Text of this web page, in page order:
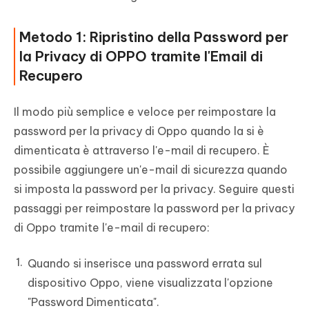
Metodo 1: Ripristino della Password per
la Privacy di OPPO tramite l'Email di
Recupero
Il modo più semplice e veloce per reimpostare la
password per la privacy di Oppo quando la si è
dimenticata è attraverso l'e-mail di recupero. È
possibile aggiungere un'e-mail di sicurezza quando
si imposta la password per la privacy. Seguire questi
passaggi per reimpostare la password per la privacy
di Oppo tramite l'e-mail di recupero:
Quando si inserisce una password errata sul
dispositivo Oppo, viene visualizzata l'opzione
"Password Dimenticata".